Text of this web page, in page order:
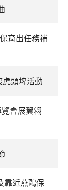
育出任務補
頭埤活動
會展翼翱
靠近燕鷗保